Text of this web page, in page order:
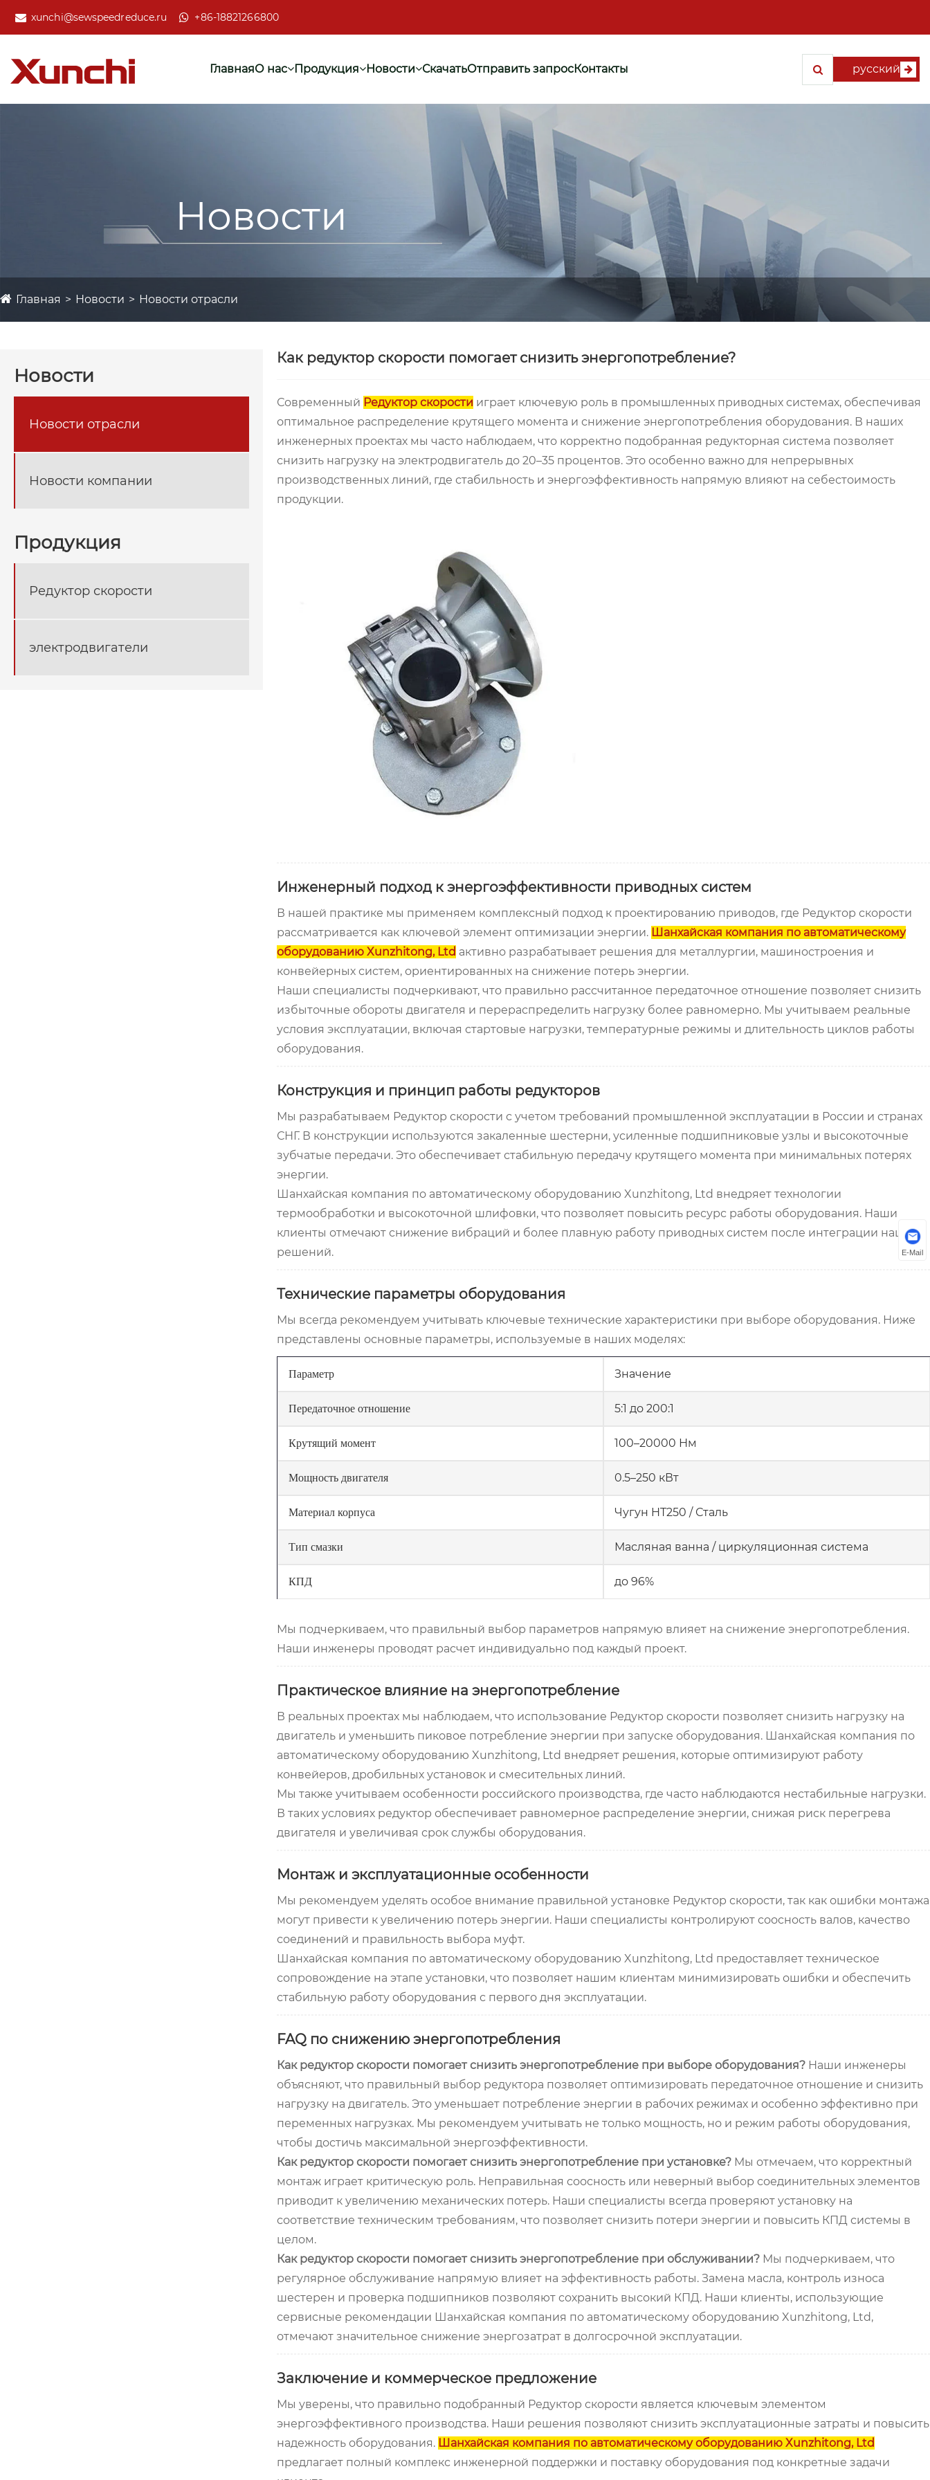
xunchi@sewspeedreduce.ru +86-18821266800
ГлавнаяО нас Продукция Новости СкачатьОтправить запросКонтакты русский
Новости
Главная Новости Новости отрасли
Новости
Новости отрасли
Новости компании
Продукция
Редуктор скорости
электродвигатели
Как редуктор скорости помогает снизить энергопотребление?
Современный Редуктор скорости играет ключевую роль в промышленных приводных системах, обеспечивая
оптимальное распределение крутящего момента и снижение энергопотребления оборудования. В наших
инженерных проектах мы часто наблюдаем, что корректно подобранная редукторная система позволяет
снизить нагрузку на электродвигатель до 20–35 процентов. Это особенно важно для непрерывных
производственных линий, где стабильность и энергоэффективность напрямую влияют на себестоимость
продукции.
Инженерный подход к энергоэффективности приводных систем
В нашей практике мы применяем комплексный подход к проектированию приводов, где Редуктор скорости
рассматривается как ключевой элемент оптимизации энергии. Шанхайская компания по автоматическому
оборудованию Xunzhitong, Ltd активно разрабатывает решения для металлургии, машиностроения и
конвейерных систем, ориентированных на снижение потерь энергии.
Наши специалисты подчеркивают, что правильно рассчитанное передаточное отношение позволяет снизить
избыточные обороты двигателя и перераспределить нагрузку более равномерно. Мы учитываем реальные
условия эксплуатации, включая стартовые нагрузки, температурные режимы и длительность циклов работы
оборудования.
Конструкция и принцип работы редукторов
Мы разрабатываем Редуктор скорости с учетом требований промышленной эксплуатации в России и странах
СНГ. В конструкции используются закаленные шестерни, усиленные подшипниковые узлы и высокоточные
зубчатые передачи. Это обеспечивает стабильную передачу крутящего момента при минимальных потерях
энергии.
Шанхайская компания по автоматическому оборудованию Xunzhitong, Ltd внедряет технологии
термообработки и высокоточной шлифовки, что позволяет повысить ресурс работы оборудования. Наши
клиенты отмечают снижение вибраций и более плавную работу приводных систем после интеграции наших
решений.
Технические параметры оборудования
Мы всегда рекомендуем учитывать ключевые технические характеристики при выборе оборудования. Ниже
представлены основные параметры, используемые в наших моделях:
Параметр Значение
Передаточное отношение 5:1 до 200:1
Крутящий момент 100–20000 Нм
Мощность двигателя 0.5–250 кВт
Материал корпуса Чугун HT250 / Сталь
Тип смазки Масляная ванна / циркуляционная система
КПД до 96%
Мы подчеркиваем, что правильный выбор параметров напрямую влияет на снижение энергопотребления.
Наши инженеры проводят расчет индивидуально под каждый проект.
Практическое влияние на энергопотребление
В реальных проектах мы наблюдаем, что использование Редуктор скорости позволяет снизить нагрузку на
двигатель и уменьшить пиковое потребление энергии при запуске оборудования. Шанхайская компания по
автоматическому оборудованию Xunzhitong, Ltd внедряет решения, которые оптимизируют работу
конвейеров, дробильных установок и смесительных линий.
Мы также учитываем особенности российского производства, где часто наблюдаются нестабильные нагрузки.
В таких условиях редуктор обеспечивает равномерное распределение энергии, снижая риск перегрева
двигателя и увеличивая срок службы оборудования.
Монтаж и эксплуатационные особенности
Мы рекомендуем уделять особое внимание правильной установке Редуктор скорости, так как ошибки монтажа
могут привести к увеличению потерь энергии. Наши специалисты контролируют соосность валов, качество
соединений и правильность выбора муфт.
Шанхайская компания по автоматическому оборудованию Xunzhitong, Ltd предоставляет техническое
сопровождение на этапе установки, что позволяет нашим клиентам минимизировать ошибки и обеспечить
стабильную работу оборудования с первого дня эксплуатации.
FAQ по снижению энергопотребления
Как редуктор скорости помогает снизить энергопотребление при выборе оборудования? Наши инженеры
объясняют, что правильный выбор редуктора позволяет оптимизировать передаточное отношение и снизить
нагрузку на двигатель. Это уменьшает потребление энергии в рабочих режимах и особенно эффективно при
переменных нагрузках. Мы рекомендуем учитывать не только мощность, но и режим работы оборудования,
чтобы достичь максимальной энергоэффективности.
Как редуктор скорости помогает снизить энергопотребление при установке? Мы отмечаем, что корректный
монтаж играет критическую роль. Неправильная соосность или неверный выбор соединительных элементов
приводит к увеличению механических потерь. Наши специалисты всегда проверяют установку на
соответствие техническим требованиям, что позволяет снизить потери энергии и повысить КПД системы в
целом.
Как редуктор скорости помогает снизить энергопотребление при обслуживании? Мы подчеркиваем, что
регулярное обслуживание напрямую влияет на эффективность работы. Замена масла, контроль износа
шестерен и проверка подшипников позволяют сохранить высокий КПД. Наши клиенты, использующие
сервисные рекомендации Шанхайская компания по автоматическому оборудованию Xunzhitong, Ltd,
отмечают значительное снижение энергозатрат в долгосрочной эксплуатации.
Заключение и коммерческое предложение
Мы уверены, что правильно подобранный Редуктор скорости является ключевым элементом
энергоэффективного производства. Наши решения позволяют снизить эксплуатационные затраты и повысить
надежность оборудования. Шанхайская компания по автоматическому оборудованию Xunzhitong, Ltd
предлагает полный комплекс инженерной поддержки и поставку оборудования под конкретные задачи
E-Mail